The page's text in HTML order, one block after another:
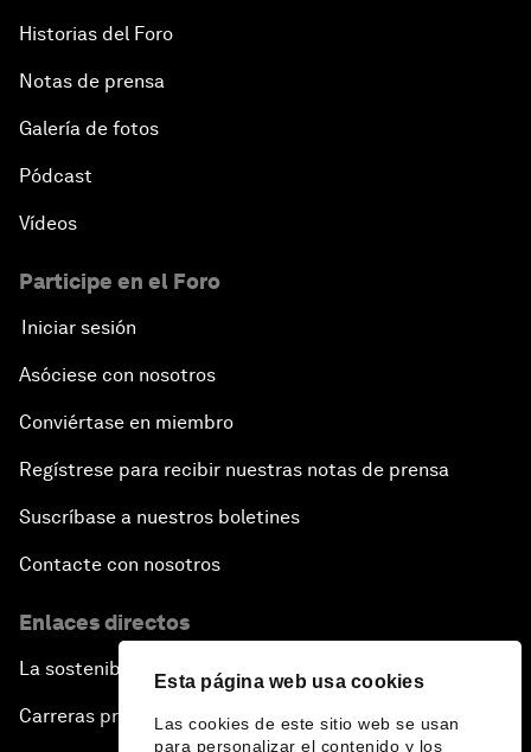
Esta página web usa cookies
Las cookies de este sitio web se usan
para personalizar el contenido y los
Historias del Foro
Notas de prensa
Galería de fotos
Pódcast
Vídeos
Participe en el Foro
Iniciar sesión
Asóciese con nosotros
Conviértase en miembro
Regístrese para recibir nuestras notas de prensa
Suscríbase a nuestros boletines
Contacte con nosotros
Enlaces directos
La sostenibilidad en el Foro
Carreras profesionales